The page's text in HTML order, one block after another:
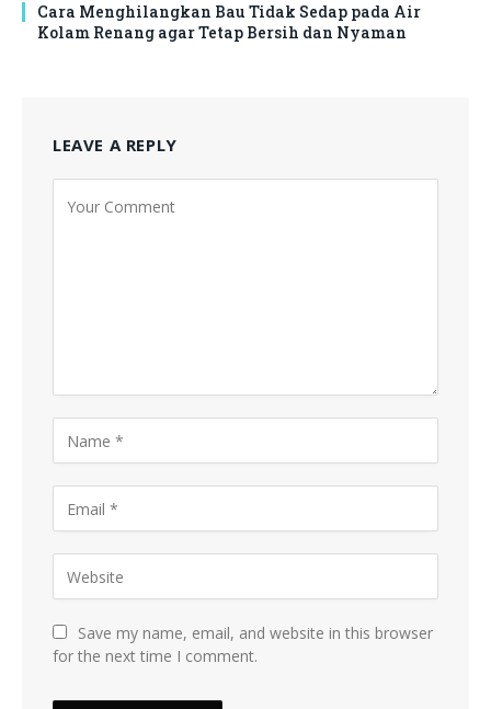
Cara Menghilangkan Bau Tidak Sedap pada Air
Kolam Renang agar Tetap Bersih dan Nyaman
LEAVE A REPLY
Save my name, email, and website in this browser
for the next time I comment.